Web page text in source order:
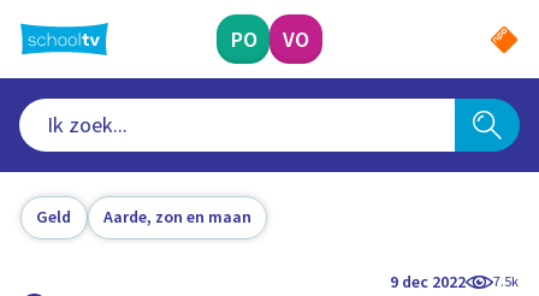
naar
hoofdinhoud
PO VO
Geld Aarde, zon en maan
9 dec 2022 7.5k